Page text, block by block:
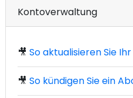
Kontoverwaltung
🎥 So aktualisieren Sie
🎥 So kündigen Sie ein